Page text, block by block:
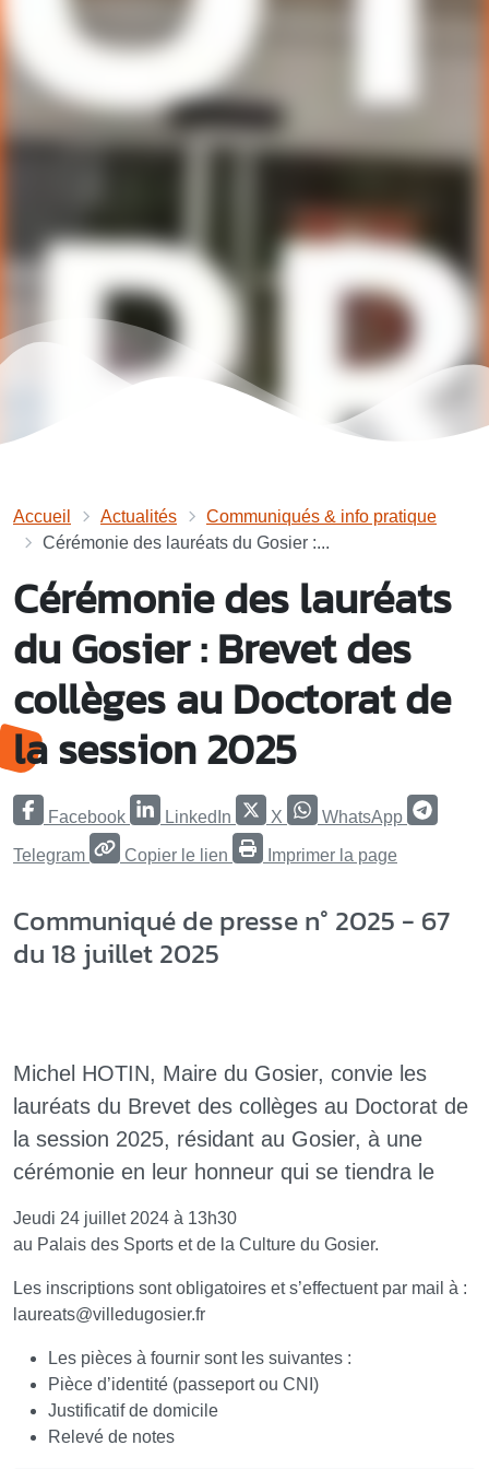
Accueil Actualités
Communiqués & info pratique
Cérémonie des lauréats du Gosier :...
Cérémonie des lauréats
du Gosier : Brevet des
collèges au Doctorat de
la session 2025
Facebook LinkedIn X WhatsApp
Telegram Copier le lien Imprimer la page
Communiqué de presse n° 2025 - 67
du 18 juillet 2025
Michel HOTIN, Maire du Gosier, convie les
lauréats du Brevet des collèges au Doctorat de
la session 2025, résidant au Gosier, à une
cérémonie en leur honneur qui se tiendra le
Jeudi 24 juillet 2024 à 13h30
au Palais des Sports et de la Culture du Gosier.
Les inscriptions sont obligatoires et s’effectuent par mail à :
laureats@villedugosier.fr
Les pièces à fournir sont les suivantes :
Pièce d’identité (passeport ou CNI)
Justificatif de domicile
Relevé de notes